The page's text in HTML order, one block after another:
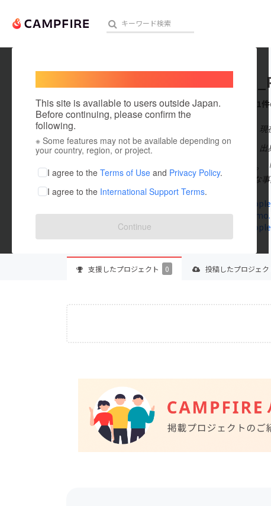
人気のプロジェクト 注目のリ
アート・写真
テクノロジー・ガジェット
映像・映画
ビジネス・起業
まちづくり・地域活性化
This site is available to users outside Japan.
Before continuing, please confirm the
following.
※ Some features may not be available depending on
your country, region, or project.
I agree to the Terms of Use and Privacy Policy.
I agree to the International Support Terms.
Continue
これまでに1
現
出身国：日本
出
2002年に創業
業を展開。主な
支援したプロジェクト 0 投稿したプロジェク